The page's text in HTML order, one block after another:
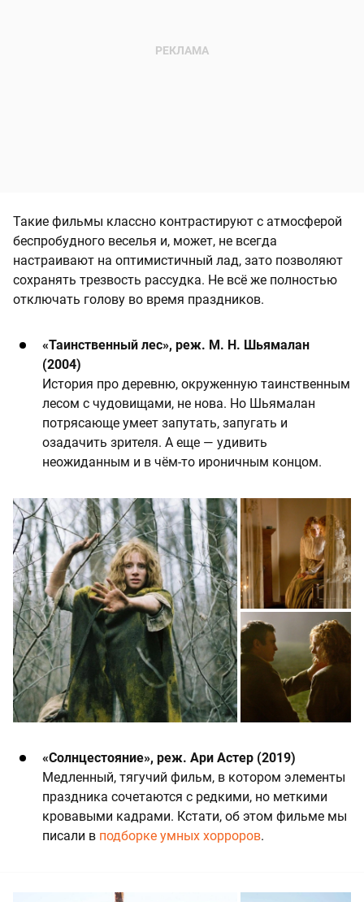
Такие фильмы классно контрастируют с атмосферой
беспробудного веселья и, может, не всегда
настраивают на оптимистичный лад, зато позволяют
сохранять трезвость рассудка. Не всё же полностью
отключать голову во время праздников.
«Таинственный лес», реж. М. Н. Шьямалан
(2004)
История про деревню, окруженную таинственным
лесом с чудовищами, не нова. Но Шьямалан
потрясающе умеет запутать, запугать и
озадачить зрителя. А еще — удивить
неожиданным и в чём-то ироничным концом.
«Солнцестояние», реж. Ари Астер (2019)
Медленный, тягучий фильм, в котором элементы
праздника сочетаются с редкими, но меткими
кровавыми кадрами. Кстати, об этом фильме мы
писали в подборке умных хорроров.